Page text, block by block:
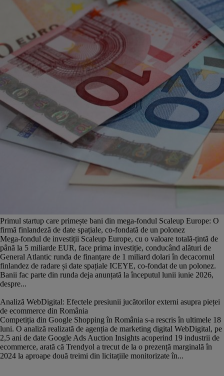
Primul startup care primește bani din mega-fondul Scaleup Europe: O
firmă finlandeză de date spațiale, co-fondată de un polonez
Mega-fondul de investiții Scaleup Europe, cu o valoare totală-țintă de
până la 5 miliarde EUR, face prima investiție, conducând alături de
General Atlantic runda de finanțare de 1 miliard dolari în decacornul
finlandez de radare și date spațiale ICEYE, co-fondat de un polonez.
Banii fac parte din runda deja anunțată la începutul lunii iunie 2026,
despre...
Analiză WebDigital: Efectele presiunii jucătorilor externi asupra pieței
de ecommerce din România
Competiția din Google Shopping în România s-a rescris în ultimele 18
luni. O analiză realizată de agenția de marketing digital WebDigital, pe
2,5 ani de date Google Ads Auction Insights acoperind 19 industrii de
ecommerce, arată că Trendyol a trecut de la o prezență marginală în
2024 la aproape două treimi din licitațiile monitorizate în...